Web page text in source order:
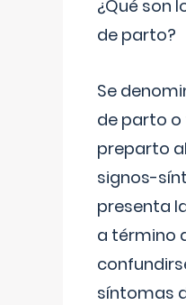
¿Qué son
de parto?
Se
de parto
preparto
signos-
presenta
a término
síntomas